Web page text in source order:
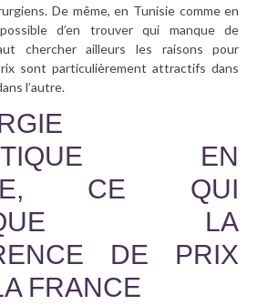
De même, en Tunisie comme en
d’en trouver qui manque de
chercher ailleurs les raisons pour
sont particulièrement attractifs dans
l’autre.
EN
CE QUI
LA
DE PRIX
FRANCE